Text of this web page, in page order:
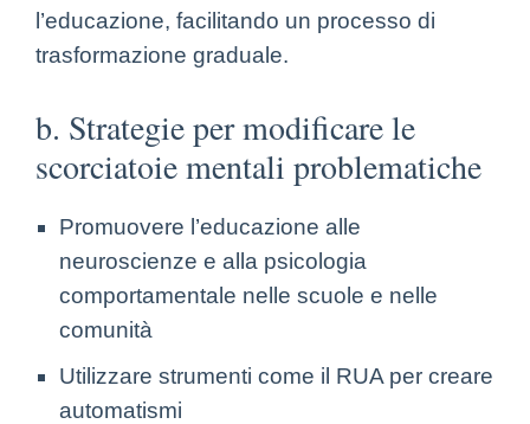
l’educazione, facilitando un processo di
trasformazione graduale.
b. Strategie per modificare le
scorciatoie mentali problematiche
Promuovere l’educazione alle
neuroscienze e alla psicologia
comportamentale nelle scuole e nelle
comunità
Utilizzare strumenti come il RUA per creare
automatismi